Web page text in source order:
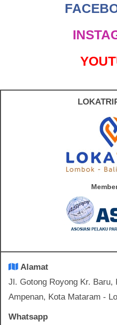
Alamat
Jl. Gotong Royong Kr. Baru,
Ampenan, Kota Mataram -
Whatsapp